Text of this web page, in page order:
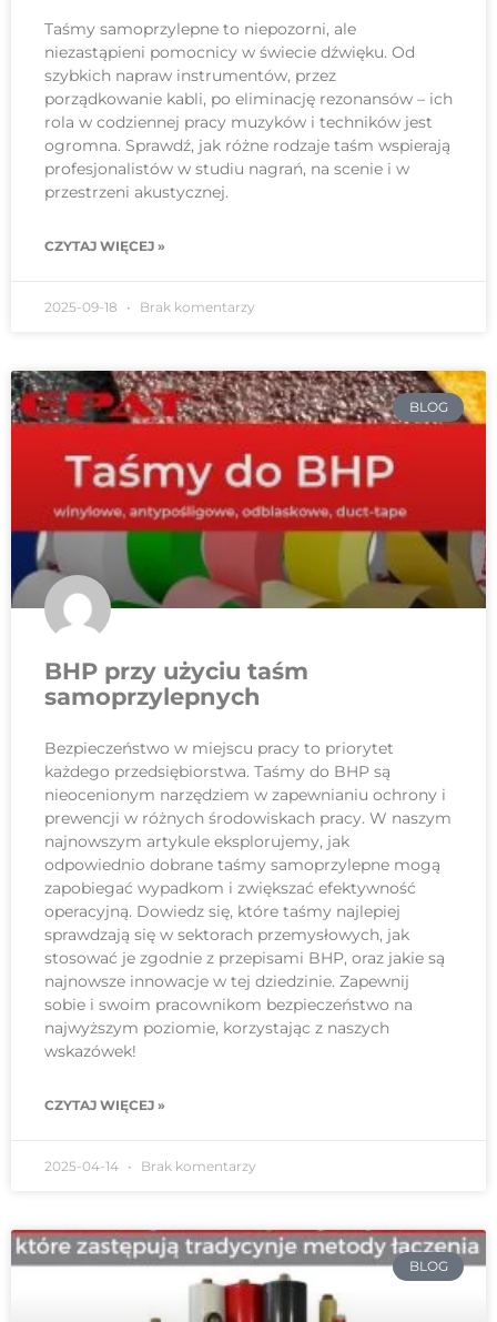
Taśmy samoprzylepne to niepozorni, ale
niezastąpieni pomocnicy w świecie dźwięku. Od
szybkich napraw instrumentów, przez
porządkowanie kabli, po eliminację rezonansów – ich
rola w codziennej pracy muzyków i techników jest
ogromna. Sprawdź, jak różne rodzaje taśm wspierają
profesjonalistów w studiu nagrań, na scenie i w
przestrzeni akustycznej.
CZYTAJ WIĘCEJ »
2025-09-18 Brak komentarzy
BLOG
BHP przy użyciu taśm
samoprzylepnych
Bezpieczeństwo w miejscu pracy to priorytet
każdego przedsiębiorstwa. Taśmy do BHP są
nieocenionym narzędziem w zapewnianiu ochrony i
prewencji w różnych środowiskach pracy. W naszym
najnowszym artykule eksplorujemy, jak
odpowiednio dobrane taśmy samoprzylepne mogą
zapobiegać wypadkom i zwiększać efektywność
operacyjną. Dowiedz się, które taśmy najlepiej
sprawdzają się w sektorach przemysłowych, jak
stosować je zgodnie z przepisami BHP, oraz jakie są
najnowsze innowacje w tej dziedzinie. Zapewnij
sobie i swoim pracownikom bezpieczeństwo na
najwyższym poziomie, korzystając z naszych
wskazówek!
CZYTAJ WIĘCEJ »
2025-04-14 Brak komentarzy
BLOG